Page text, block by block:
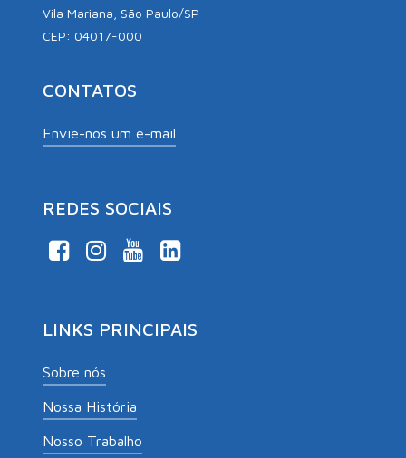
Vila Mariana, São Paulo/SP
CEP: 04017-000
CONTATOS
Envie-nos um e-mail
REDES SOCIAIS
LINKS PRINCIPAIS
Sobre nós
Nossa História
Nosso Trabalho